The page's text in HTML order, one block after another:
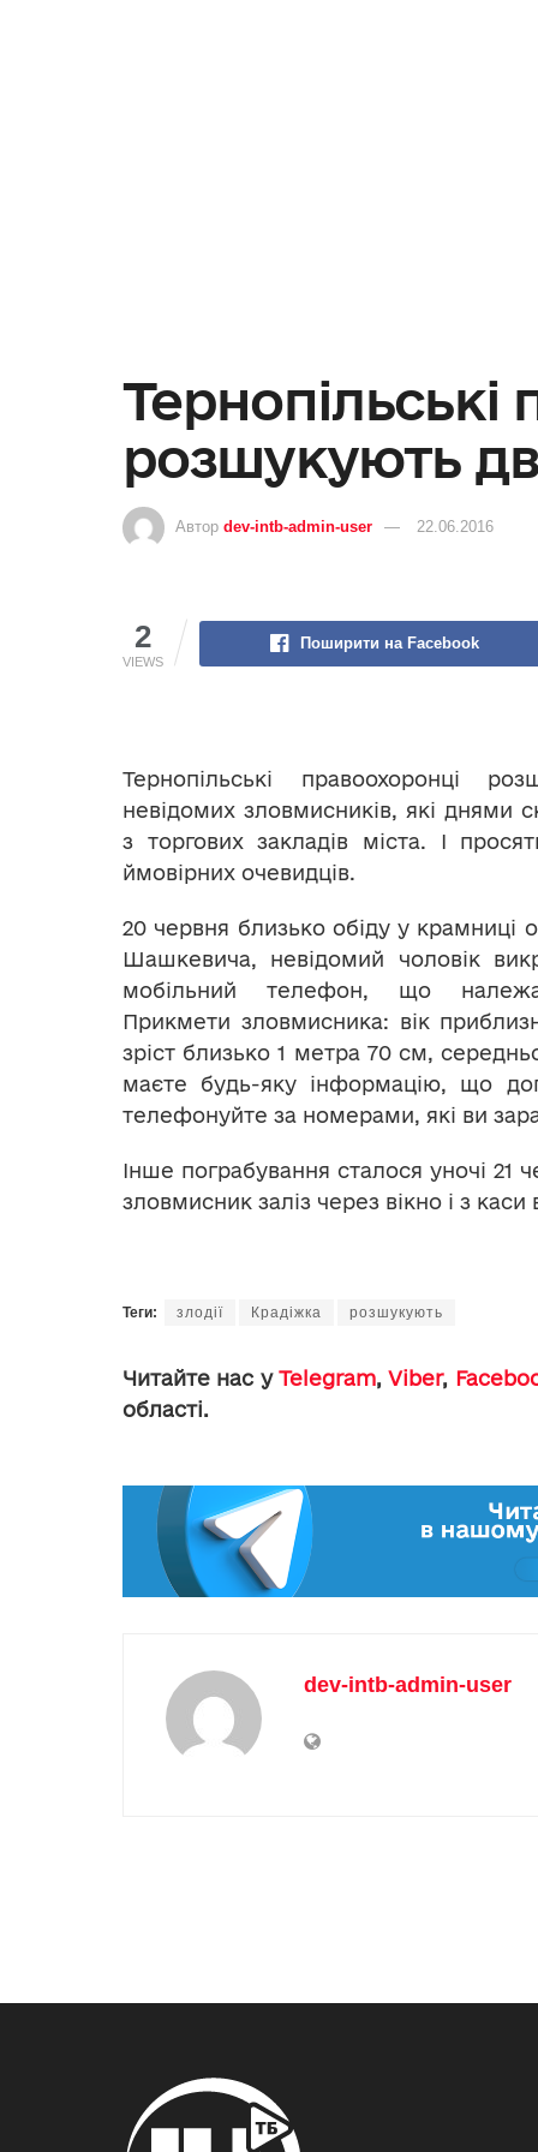
Тернопільські
розшукують
Автор dev-intb-admin-user 22.06.2016
2
VIEWS
Поширити на Facebook
Тернопільські правоохоронці
невідомих зловмисників, які днями
з торгових закладів міста. І
ймовірних очевидців.
20 червня близько обіду у крамниці
Шашкевича, невідомий чоловік
мобільний телефон, що
Прикмети зловмисника: вік
зріст близько 1 метра 70 см,
маєте будь-яку інформацію, що
телефонуйте за номерами, які ви
Інше пограбування сталося уночі 21
зловмисник заліз через вікно і з
Теги: злодії Крадіжка розшукують
Читайте нас уTelegram,Viber,
області.
dev-intb-admin-user